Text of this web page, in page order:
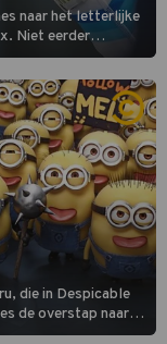
naar het letterlijke
Niet eerder
kale col uit de
vlak.
die in Despicable
de overstap naar
te blijven.